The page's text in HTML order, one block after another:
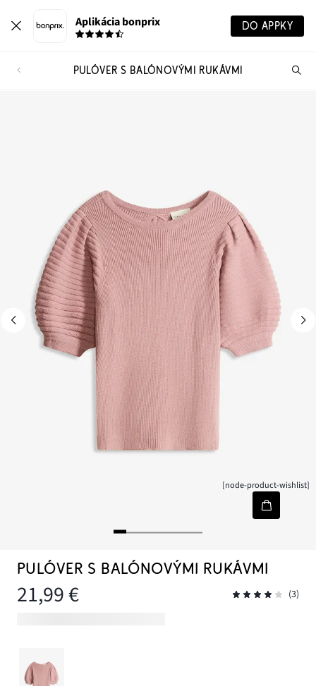
Aplikácia bonprix DO APPKY
PULÓVER S BALÓNOVÝMI RUKÁVMI
[node-product-wishlist]
PULÓVER S BALÓNOVÝMI RUKÁVMI
21,99 € (3)